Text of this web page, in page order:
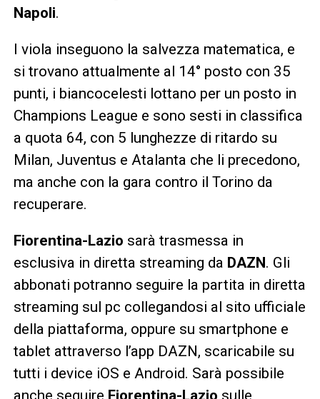
Napoli.
I viola inseguono la salvezza matematica, e
si trovano attualmente al 14° posto con 35
punti, i biancocelesti lottano per un posto in
Champions League e sono sesti in classifica
a quota 64, con 5 lunghezze di ritardo su
Milan, Juventus e Atalanta che li precedono,
ma anche con la gara contro il Torino da
recuperare.
Fiorentina-Lazio sarà trasmessa in
esclusiva in diretta streaming da DAZN. Gli
abbonati potranno seguire la partita in diretta
streaming sul pc collegandosi al sito ufficiale
della piattaforma, oppure su smartphone e
tablet attraverso l’app DAZN, scaricabile su
tutti i device iOS e Android. Sarà possibile
anche seguire Fiorentina-Lazio sulle